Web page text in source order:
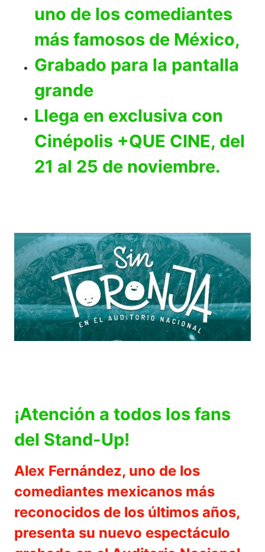
uno de los comediantes
más famosos de México,
Grabado para la pantalla
grande
Llega en exclusiva con
Cinépolis +QUE CINE, del
21 al 25 de noviembre.
¡Atención a todos los fans
del Stand-Up!
Alex Fernández, uno de los
comediantes mexicanos más
reconocidos de los últimos años,
presenta su nuevo espectáculo